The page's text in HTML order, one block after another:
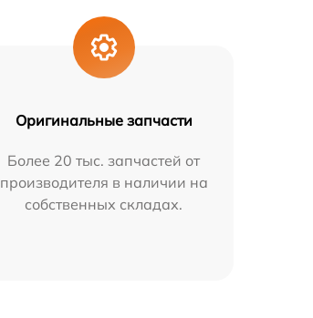
Оригинальные запчасти
Более 20 тыс. запчастей от
производителя в наличии на
собственных складах.